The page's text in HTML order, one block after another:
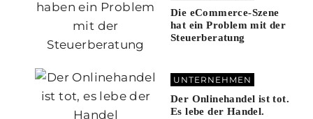
Die eCommerce-Szene
hat ein Problem mit der
Steuerberatung
UNTERNEHMEN
Der Onlinehandel ist tot.
Es lebe der Handel.